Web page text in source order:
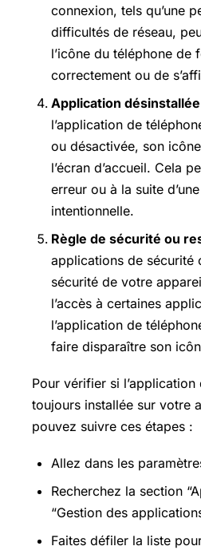
connexion, tels qu’une
difficultés de réseau,
l’icône du téléphone de
correctement ou de
Application
l’application de
ou désactivée, son
l’écran d’accueil. Cela
erreur ou à la suite
intentionnelle.
Règle de sécurité ou
applications de sécurité
sécurité de votre
l’accès à certaines
l’application de
faire disparaître son
Pour vérifier si
toujours installée sur votre
pouvez suivre ces étapes :
Allez dans les
Recherchez la section
“Gestion des
Faites défiler la liste